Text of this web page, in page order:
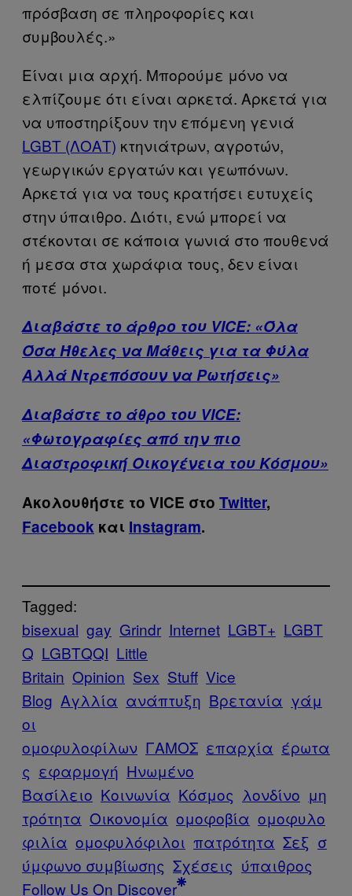
πρόσβαση σε πληροφορίες και
συμβουλές.»
Είναι μια αρχή. Μπορούμε μόνο να
ελπίζουμε ότι είναι αρκετά. Αρκετά για
να υποστηρίξουν την επόμενη γενιά
LGBT (ΛΟΑΤ) κτηνιάτρων, αγροτών,
γεωργικών εργατών και γεωπόνων.
Αρκετά για να τους κρατήσει ευτυχείς
στην ύπαιθρο. Διότι, ενώ μπορεί να
στέκονται σε κάποια γωνιά στο πουθενά
ή μεσα στα χωράφια τους, δεν είναι
ποτέ μόνοι.
Διαβάστε το άρθρο του VICE: «Όλα
Όσα Ήθελες να Μάθεις για τα Φύλα
Αλλά Ντρεπόσουν να Ρωτήσεις»
Διαβάστε το άθρο του VICE:
«Φωτογραφίες από την πιο
Διαστροφική Οικογένεια του Κόσμου»
Ακολουθήστε το VICE στο Twitter,
Facebook και Instagram.
Tagged:
bisexual gay Grindr Internet LGBT+ LGBT
Q LGBTQQI Little
Britain Opinion Sex Stuff Vice
Blog Αγλλία ανάπτυξη Βρετανία γάμ
οι
ομοφυλοφίλων ΓΑΜΟΣ επαρχία έρωτα
ς εφαρμογή Ηνωμένο
Βασίλειο Κοινωνία Κόσμος λονδίνο μη
τρότητα Οικονομία ομοφοβία ομοφυλο
φιλία ομοφυλόφιλοι πατρότητα Σεξ σ
ύμφωνο συμβίωσης Σχέσεις ύπαιθρος
Follow Us On Discover